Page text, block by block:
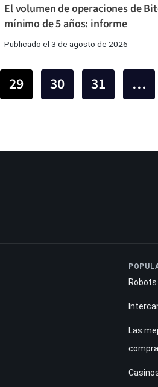
El volumen de operaciones de
mínimo de 5 años: informe
Publicado el 3 de agosto de 2026
29 30 31 …
Las